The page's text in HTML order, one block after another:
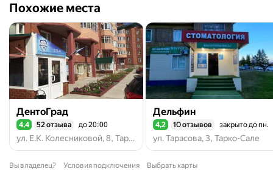
Похожие места
ДентоГрад
Рейтинг 4,4 из 5
4,4 52 отзыва до 20:00
ул. Е.К. Колесниковой, 8, Тарко-Сале
Дельфин
Рейтинг 4,2 из 5
4,2 10 отзывов закрыто до пн.
ул. Тарасова, 3, Тарко-Сале
Вы владелец? Условия подключения Выбрать карты